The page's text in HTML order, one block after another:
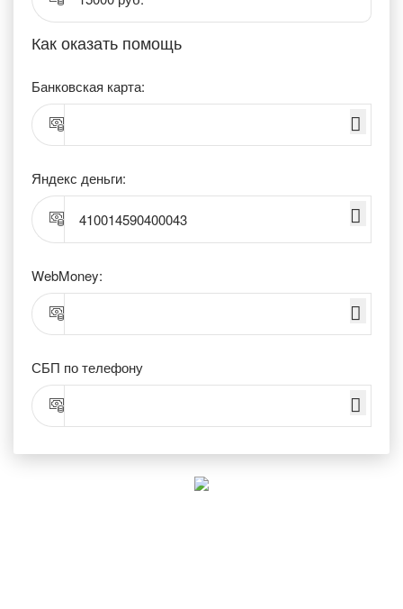
Как оказать помощь
Банковская карта:
Яндекс деньги:
410014590400043
WebMoney:
СБП по телефону